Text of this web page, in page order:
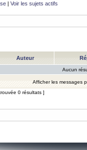
| Voir les sujets actifs
Auteur
Aucun
Afficher les messages
0 résultats ]